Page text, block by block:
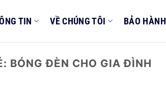
TIN VỀ CHÚNG TÔI BẢO HÀNH
BÓNG ĐÈN CHO GIA ĐÌNH